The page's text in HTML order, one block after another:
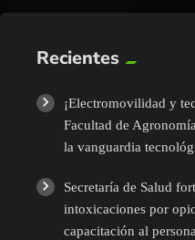
Recientes
¡Electromovilidad y
Facultad de
la vanguardia
Secretaría de Salud
intoxicaciones por
capacitación al